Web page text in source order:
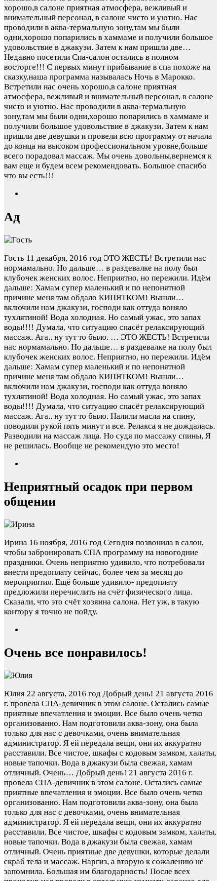
хорошо,в салоне приятная атмосфера, вежливый и
внимательный персонал, в салоне чисто и уютно. Нас
проводили в аква-термальную зону,там мы были
одни,хорошо попарились в хаммаме и получили большое
удовольствие в джакузи. Затем к нам пришли две…
Недавно посетили Спа-салон остались в полном
восторге!!! С первых минут прибывание в спа похоже на
сказку,наша программа называлась Ночь в Марокко.
Встретили нас очень хорошо,в салоне приятная
атмосфера, вежливый и внимательный персонал, в салоне
чисто и уютно. Нас проводили в аква-термальную
зону,там мы были одни,хорошо попарились в хаммаме и
получили большое удовольствие в джакузи. Затем к нам
пришли две девушки и провели всю программу от начала
до конца на высоком профессиональном уровне,больше
всего порадовал массаж. Мы очень довольны,вернемся к
вам еще и будем всем рекомендовать. Большое спасибо
что вы есть!!!
Ад
Гость 11 декабря, 2016 год ЭТО ЖЕСТЬ! Встретили нас
нормамально. Но дальше… в раздевалке на полу был
клубочек женских волос. Неприятно, но пережили. Идём
дальше: Хамам супер маленький и по непонятной
причине меня там обдало КИПЯТКОМ! Вышли…
включили нам джакузи, господи как оттуда воняло
тухлятиной! Вода холодная. Но самый ужас, это запах
воды!!!! Думала, что ситуацию спасёт релаксирующий
массаж. Ага.. ну тут то было. … ЭТО ЖЕСТЬ! Встретили
нас нормамально. Но дальше… в раздевалке на полу был
клубочек женских волос. Неприятно, но пережили. Идём
дальше: Хамам супер маленький и по непонятной
причине меня там обдало КИПЯТКОМ! Вышли…
включили нам джакузи, господи как оттуда воняло
тухлятиной! Вода холодная. Но самый ужас, это запах
воды!!!! Думала, что ситуацию спасёт релаксирующий
массаж. Ага.. ну тут то было. Налили масла на спину,
поводили рукой пять минут и все. Релакса я не дождалась.
Разводили на массаж лица. Но судя по массажу спины, Я
не решилась. Вообще не рекомендую это место!
Неприятный осадок при первом
общении
Ирина 16 ноября, 2016 год Сегодня позвонила в салон,
чтобы забронировать СПА программу на новогодние
праздники. Очень неприятно удивило, что потребовали
внести предоплату сейчас, более чем за месяц до
мероприятия. Ещё больше удивило- предоплату
предложили перечислить на счёт физического лица.
Сказали, что это счёт хозяина салона. Нет уж, в такую
контору я точно не пойду.
Очень все понравилось!
Юлия 22 августа, 2016 год Добрый день! 21 августа 2016
г. провела СПА-девичник в этом салоне. Остались самые
приятные впечатления и эмоции. Все было очень четко
организованно. Нам подготовили аква-зону, она была
только для нас с девочками, очень внимательная
администратор. Я ей передала вещи, они их аккуратно
расставили. Все чистое, шкафы с кодовым замком, халаты,
новые тапочки. Вода в джакузи была свежая, хамам
отличный. Очень… Добрый день! 21 августа 2016 г.
провела СПА-девичник в этом салоне. Остались самые
приятные впечатления и эмоции. Все было очень четко
организованно. Нам подготовили аква-зону, она была
только для нас с девочками, очень внимательная
администратор. Я ей передала вещи, они их аккуратно
расставили. Все чистое, шкафы с кодовым замком, халаты,
новые тапочки. Вода в джакузи была свежая, хамам
отличный. Очень приятные две девушки, которые делали
скраб тела и массаж. Наргиз, а вторую к сожалению не
запомнила. Большая им благодарность! После всех